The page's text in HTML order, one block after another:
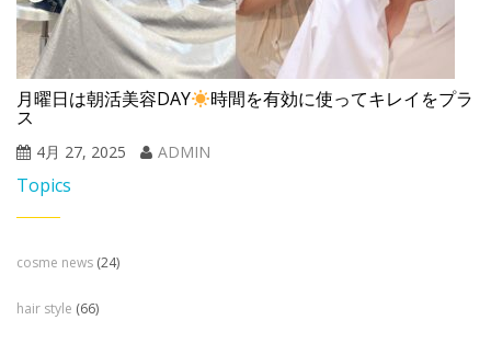
月曜日は朝活美容DAY 時間を有効に使ってキレイをプラ
ス
4月 27, 2025 ADMIN
Topics
cosme news (24)
hair style (66)